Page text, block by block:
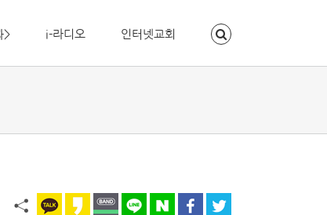
> i-라디오 인터넷교회